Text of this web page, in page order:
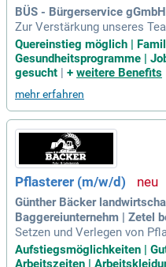
BÜS - Bürgerservice
Zur Verstärkung unseres
er (m/w/d) im GaLa-Bau.
oder Landschaftsbauer (m/
begeistern. Zu den
nbau, Boden- und
abgeschlossene
ert; auch Quereinsteiger
willkommen.
nd für uns wichtig. Werde
und gestalte mit uns die
Quereinstieg möglich |
Gesundheitsprogramme |
gesucht | + weitere Benefits
mehr erfahren
Pflasterer (m/w/d)
Günther Bäcker
Baggereiunternehm | Zetel
Setzen und Verlegen von
und Randsteinen; Mitarbeit
von Baustellenabläufen;
Aufstiegsmöglichkeiten |
Arbeitszeiten |